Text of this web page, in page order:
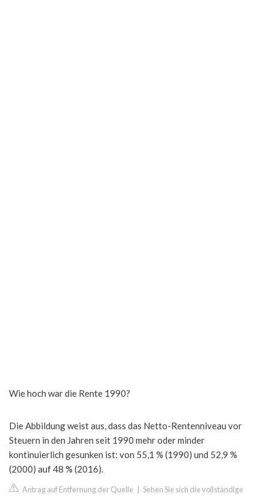
Wie hoch war die Rente 1990?
Die Abbildung weist aus, dass das Netto-Rentenniveau vor
Steuern in den Jahren seit 1990 mehr oder minder
kontinuierlich gesunken ist: von 55,1 % (1990) und 52,9 %
(2000) auf 48 % (2016).
Antrag auf Entfernung der Quelle Sehen Sie sich die vollständige